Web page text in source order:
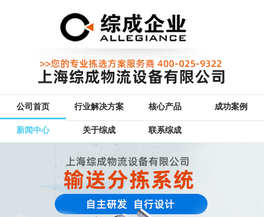
公司首页 行业解决方案 核心产品 成功案例
新闻中心 关于综成 联系综成